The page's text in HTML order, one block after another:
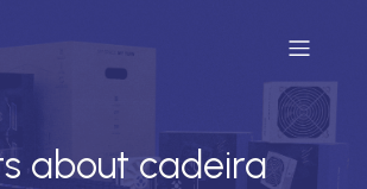
about cadeira